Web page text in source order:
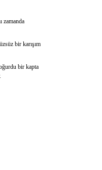
zamanda
bir karışım
bir kapta